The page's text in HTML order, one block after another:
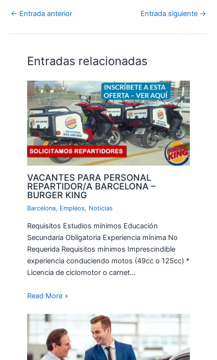
← Entrada anterior Entrada siguiente →
Entradas relacionadas
VACANTES PARA PERSONAL
REPARTIDOR/A BARCELONA –
BURGER KING
Barcelona, Empleos, Noticias
Requisitos Estudios mínimos Educación
Secundaria Obligatoria Experiencia mínima No
Requerida Requisitos mínimos Imprescindible
experiencia conduciendo motos (49cc o 125cc) *
Licencia de ciclomotor o carnet…
Read More »